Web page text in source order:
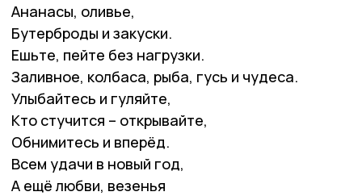
Ананасы, оливье,
Бутерброды и закуски.
Ешьте, пейте без нагрузки.
Заливное, колбаса, рыба, гусь и чудеса.
Улыбайтесь и гуляйте,
Кто стучится – открывайте,
Обнимитесь и вперёд.
Всем удачи в новый год,
А ещё любви, везенья